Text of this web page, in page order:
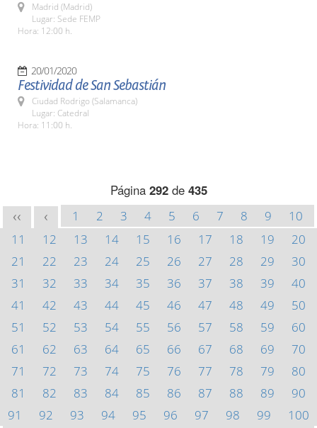
Madrid (Madrid)
Lugar: Sede FEMP
Hora: 12:00 h.
20/01/2020
Festividad de San Sebastián
Ciudad Rodrigo (Salamanca)
Lugar: Catedral
Hora: 11:00 h.
Página 292de 435
<< < 1 2 3 4 5 6 7 8 9
10
11
12 13 14 15 16 17 18 19
20
21
22 23 24 25 26 27 28 29
30
31
32 33 34 35 36 37 38 39
40
41
42 43 44 45 46 47 48 49
50
51
52 53 54 55 56 57 58 59
60
61
62 63 64 65 66 67 68 69
70
71
72 73 74 75 76 77 78 79
80
81
82 83 84 85 86 87 88 89
90
91
92 93 94 95 96 97 98 99
100